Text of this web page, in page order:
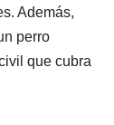
Además,
perro
que cubra